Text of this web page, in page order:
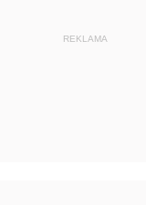
REKLAMA